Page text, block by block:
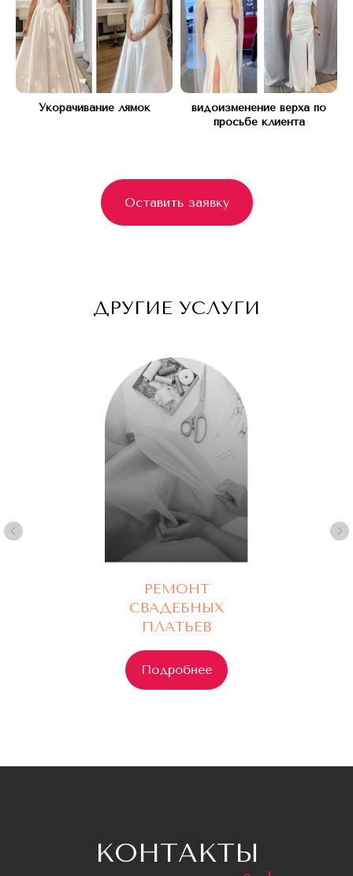
Укорачивание лямок
видоизменение верха по
просьбе клиента
Оставить заявку
ДРУГИЕ УСЛУГИ
РЕМОНТ
СВАДЕБНЫХ
ПЛАТЬЕВ
Подробнее
С 10 ДО 21, БЕЗ ВЫХОДНЫХ
Часы работы:
+7(977) 748 45 45
Телефон:
*Instagram запрещен в РФ (Meta*
признана экстремистской организацией)
Политикой конфиденциальности
Оставить заявку